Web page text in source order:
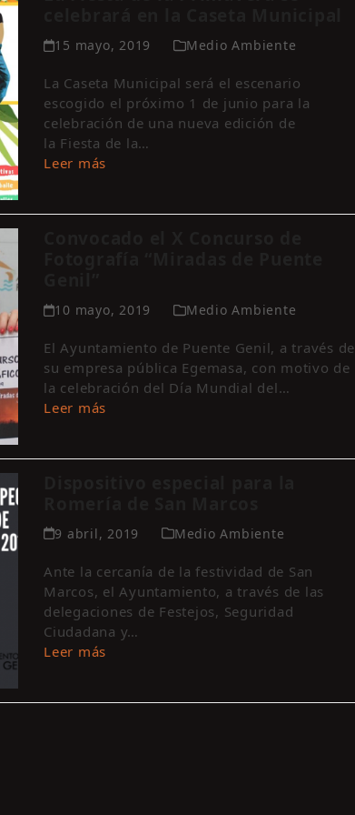
15 mayo, 2019 Medio Ambiente
La Caseta Municipal será el escenario
escogido el próximo 1 de junio para la
celebración de una nueva edición de
la Fiesta de la…
Leer más
10 mayo, 2019 Medio Ambiente
El Ayuntamiento de Puente Genil, a través de
su empresa pública Egemasa, con motivo de
la celebración del Día Mundial del…
Leer más
9 abril, 2019 Medio Ambiente
Ante la cercanía de la festividad de San
Marcos, el Ayuntamiento, a través de las
delegaciones de Festejos, Seguridad
Ciudadana y…
Leer más